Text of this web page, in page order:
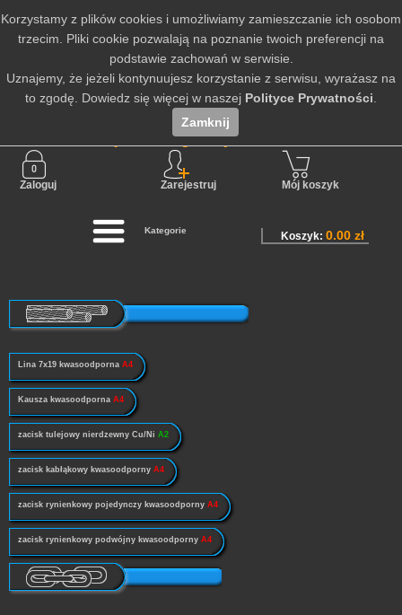
Nie jesteś zalogowany
Zaloguj Zarejestruj Mój koszyk
Kategorie
Lina 7x19 kwasoodporna A4
Kausza kwasoodporna A4
zacisk tulejowy nierdzewny Cu/Ni A2
zacisk kabłąkowy kwasoodporny A4
zacisk rynienkowy pojedynczy kwasoodporny A4
zacisk rynienkowy podwójny kwasoodporny A4
Koszyk:0.00 zł
Korzystamy z plików cookies i umożliwiamy zamieszczanie ich osobom
trzecim. Pliki cookie pozwalają na poznanie twoich preferencji na
podstawie zachowań w serwisie.
Uznajemy, że jeżeli kontynuujesz korzystanie z serwisu, wyrażasz na
to zgodę. Dowiedz się więcej w naszej Polityce Prywatności
Zamknij